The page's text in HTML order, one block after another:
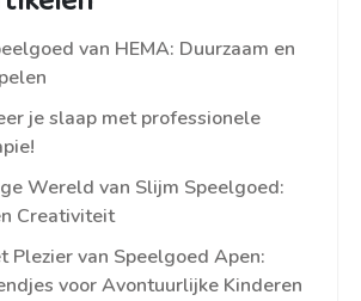
van HEMA: Duurzaam en
je slaap met professionele
Wereld van Slijm Speelgoed:
Creativiteit
Plezier van Speelgoed Apen:
voor Avontuurlijke Kinderen